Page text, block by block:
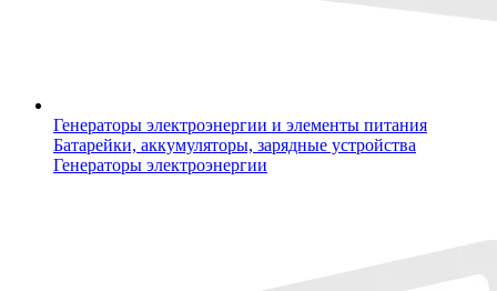
Генераторы электроэнергии и элементы питания
Батарейки, аккумуляторы, зарядные устройства
Генераторы электроэнергии